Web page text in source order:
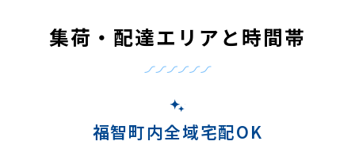
集荷・配達エリアと時間帯
福智町内全域宅配OK